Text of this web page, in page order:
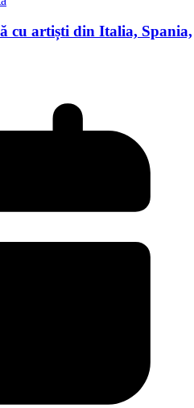
cu artiști din Italia, Spania,